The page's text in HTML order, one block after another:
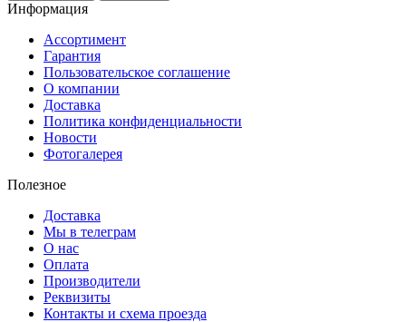
Информация
Ассортимент
Гарантия
Пользовательское соглашение
О компании
Доставка
Политика конфиденциальности
Новости
Фотогалерея
Полезное
Доставка
Мы в телеграм
О нас
Оплата
Производители
Реквизиты
Контакты и схема проезда